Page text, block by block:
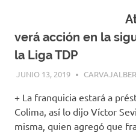
verá acción en la
la Liga TDP
JUNIO 13, 2019
+ La franquicia estará a
Colima, así lo dijo Víctor
misma, quien agregó que